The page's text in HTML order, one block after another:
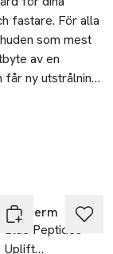
fastare. För alla
som mest
av en
får ny utstrålning.
finns i de
Biotherm
Blue Peptides
Uplift